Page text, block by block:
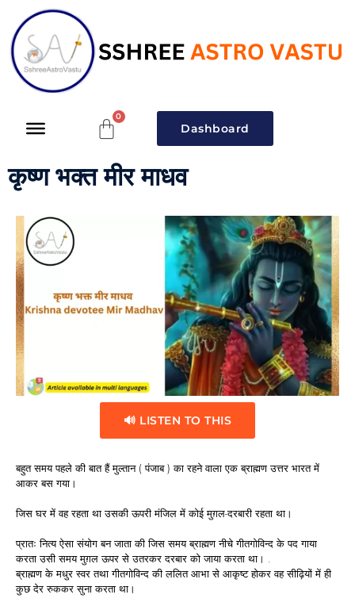
Dashboard
कृष्ण भक्त मीर माधव
🔊 LISTEN TO THIS
बहुत समय पहले की बात हैं मुल्तान ( पंजाब ) का रहने वाला एक ब्राह्मण उत्तर भारत में
आकर बस गया।
जिस घर में वह रहता था उसकी ऊपरी मंजिल में कोई मुग़ल-दरबारी रहता था।
प्रातः नित्य ऐसा संयोग बन जाता की जिस समय ब्राह्मण नीचे गीतगोविन्द के पद गाया
करता उसी समय मुग़ल ऊपर से उतरकर दरबार को जाया करता था। .
ब्राह्मण के मधुर स्वर तथा गीतगोविन्द की ललित आभा से आकृष्ट होकर वह सीढ़ियों में ही
कुछ देर रुककर सुना करता था।